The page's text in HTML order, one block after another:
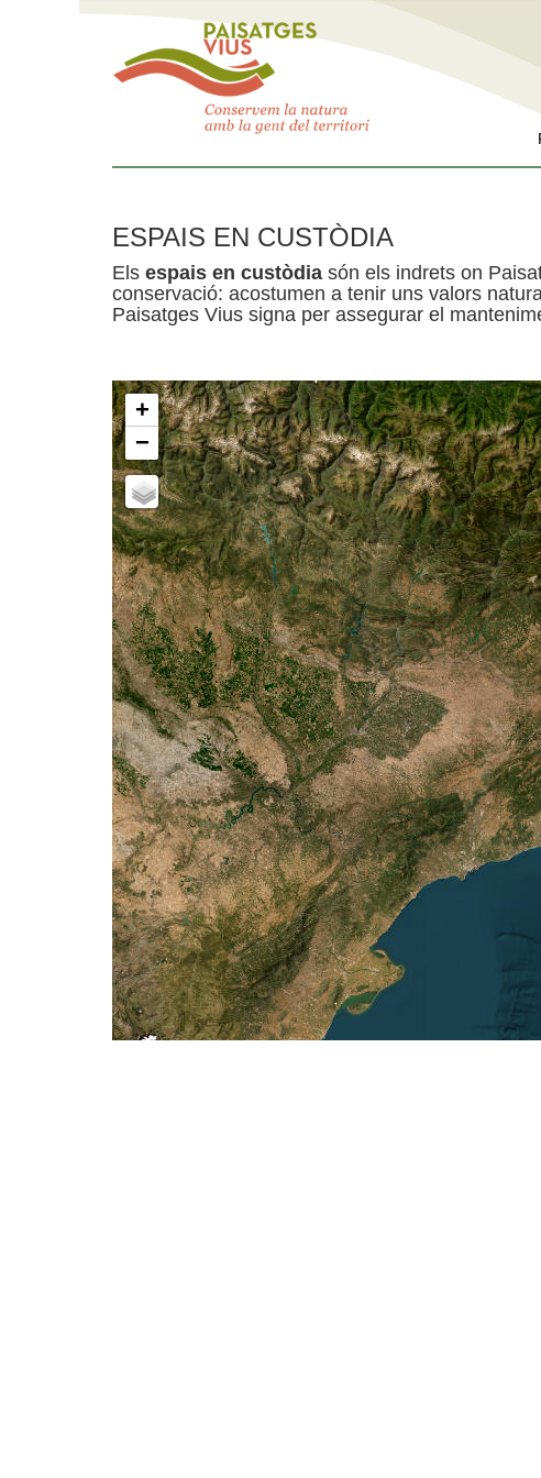
ESPAIS EN CUSTÒDIA
Els espais en custòdia són els indrets on
conservació: acostumen a tenir uns valors
Paisatges Vius signa per assegurar el
+
−